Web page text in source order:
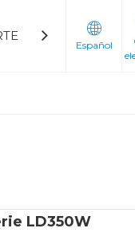
BLOGS
Español
LD350W